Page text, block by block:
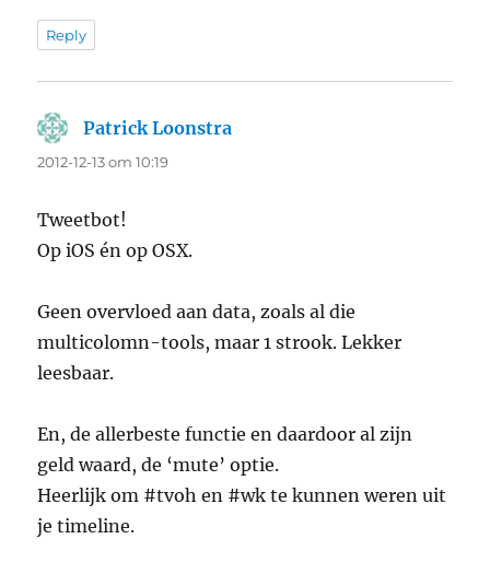
Reply
Patrick Loonstra
2012-12-13 om 10:19
Tweetbot!
Op iOS én op OSX.
Geen overvloed aan data, zoals al die
multicolomn-tools, maar 1 strook. Lekker
leesbaar.
En, de allerbeste functie en daardoor al zijn
geld waard, de ‘mute’ optie.
Heerlijk om #tvoh en #wk te kunnen weren uit
je timeline.